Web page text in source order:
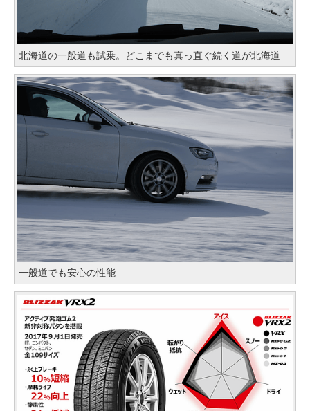
北海道の一般道も試乗。どこまでも真っ直ぐ続く道が北海道
一般道でも安心の性能